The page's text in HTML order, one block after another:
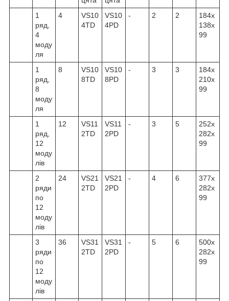
1
ряд,
4
моду
ля
4
VS10
4TD
VS10
4PD
- 2 2
184x
138x
99
1
ряд,
8
моду
ля
8
VS10
8TD
VS10
8PD
- 3 3
184x
210x
99
1
ряд,
12
моду
лів
12
VS11
2TD
VS11
2PD
- 3 5
252x
282x
99
2
ряди
по
12
моду
лів
24
VS21
2TD
VS21
2PD
- 4 6
377x
282x
99
3
ряди
по
12
моду
лів
36
VS31
2TD
VS31
2PD
- 5 6
500x
282x
99